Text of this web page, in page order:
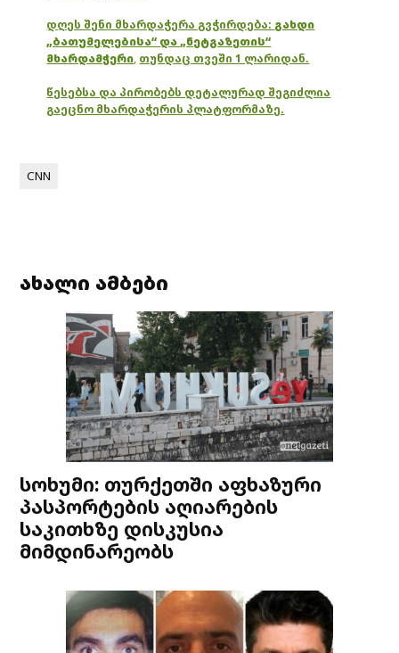
დღეს შენი მხარდაჭერა გვჭირდება: გახდი
„ბათუმელებისა“ და „ნეტგაზეთის“
მხარდამჭერი, თუნდაც თვეში 1 ლარიდან.
წესებსა და პირობებს დეტალურად შეგიძლია
გაეცნო მხარდაჭერის პლატფორმაზე.
CNN
ახალი ამბები
სოხუმი: თურქეთში აფხაზური
პასპორტების აღიარების
საკითხზე დისკუსია
მიმდინარეობს